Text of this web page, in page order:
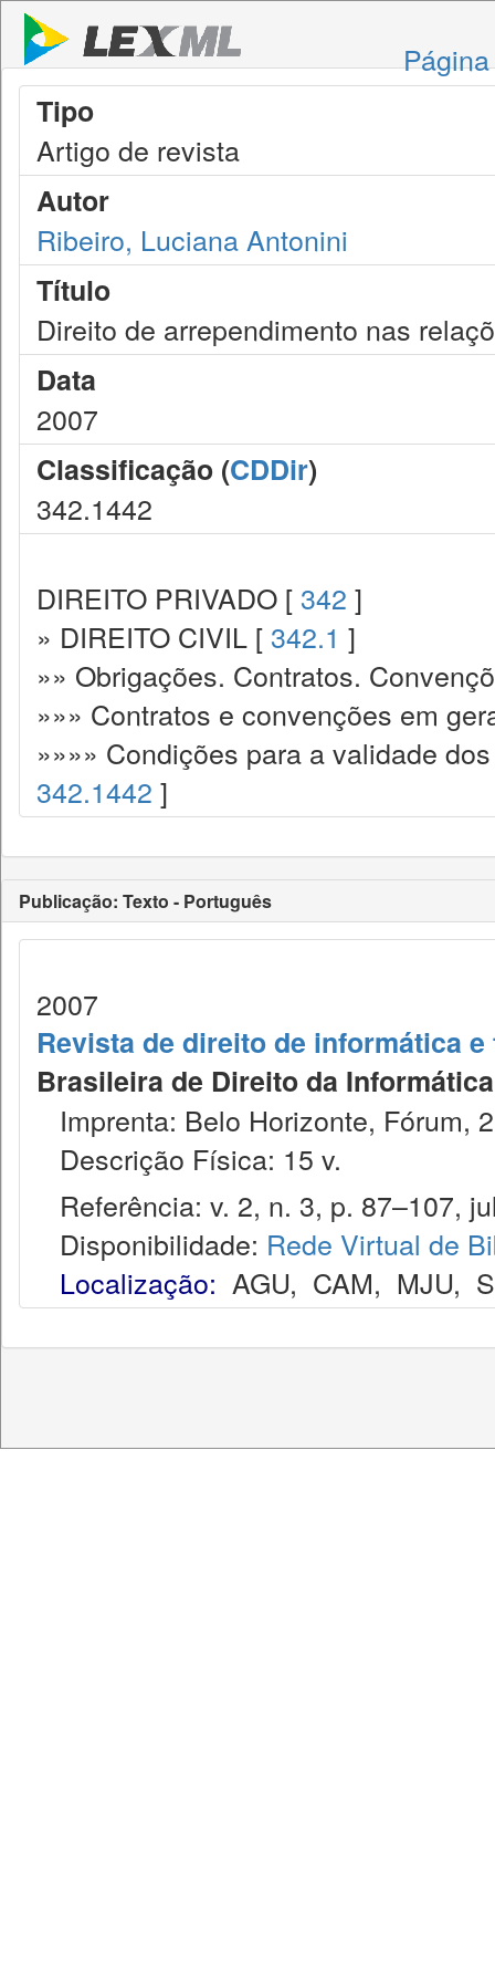
Tipo
Artigo de revista
Autor
Ribeiro, Luciana Antonini
Título
Direito de arrependimento nas
Data
2007
Classificação (CDDir)
342.1442
DIREITO PRIVADO [ 342 ]
» DIREITO CIVIL [ 342.1 ]
»» Obrigações. Contratos.
»»» Contratos e convenções em
»»»» Condições para a validade
342.1442 ]
Publicação: Texto - Português
2007
Revista de direito de informática
Brasileira de Direito da
Imprenta: Belo Horizonte, Fórum,
Descrição Física: 15 v.
Referência: v. 2, n. 3, p. 87–107,
Disponibilidade: Rede Virtual de
Localização: AGU, CAM, MJU,